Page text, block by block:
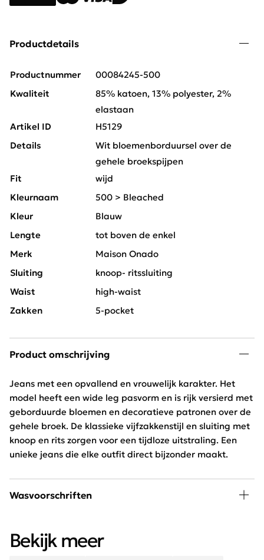
Productdetails
Productnummer
00084245-500
Kwaliteit
85% katoen, 13% polyester, 2%
elastaan
Artikel ID
H5129
Details
Wit bloemenborduursel over de
gehele broekspijpen
Fit
wijd
Kleurnaam
500 > Bleached
Kleur
Blauw
Lengte
tot boven de enkel
Merk
Maison Onado
Sluiting
knoop- ritssluiting
Waist
high-waist
Zakken
5-pocket
Product omschrijving
Jeans met een opvallend en vrouwelijk karakter. Het
model heeft een wide leg pasvorm en is rijk versierd met
geborduurde bloemen en decoratieve patronen over de
gehele broek. De klassieke vijfzakkenstijl en sluiting met
knoop en rits zorgen voor een tijdloze uitstraling. Een
unieke jeans die elke outfit direct bijzonder maakt.
Wasvoorschriften
Bekijk meer